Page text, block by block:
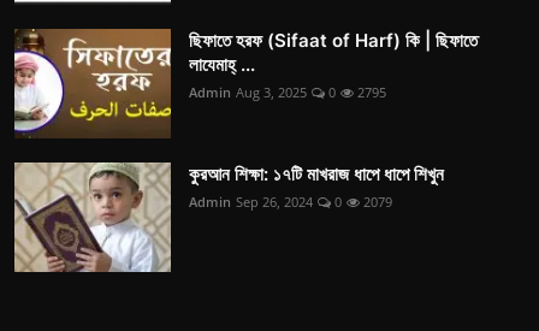
ছিফাতে হরফ (Sifaat of Harf) কি | ছিফাতে
লাযেমাহ্ ...
Admin Aug 3, 2025 0 2795
কুরআন শিক্ষা: ১৭টি মাখরাজ ধাপে ধাপে শিখুন
Admin Sep 26, 2024 0 2079